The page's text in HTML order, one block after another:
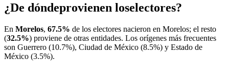
¿De dóndeprovienen loselectores?
En Morelos, 67.5% de los electores nacieron en Morelos; el resto
(32.5%) proviene de otras entidades. Los orígenes más frecuentes
son Guerrero (10.7%), Ciudad de México (8.5%) y Estado de
México (3.5%).